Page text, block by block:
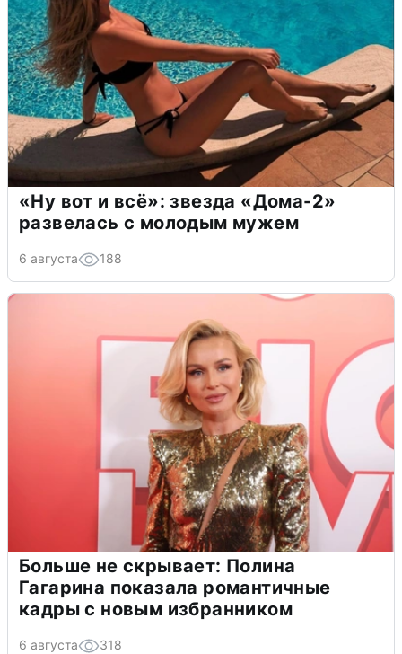
«Ну вот и всё»: звезда «Дома-2»
развелась с молодым мужем
6 августа 188
Больше не скрывает: Полина
Гагарина показала романтичные
кадры с новым избранником
6 августа 318